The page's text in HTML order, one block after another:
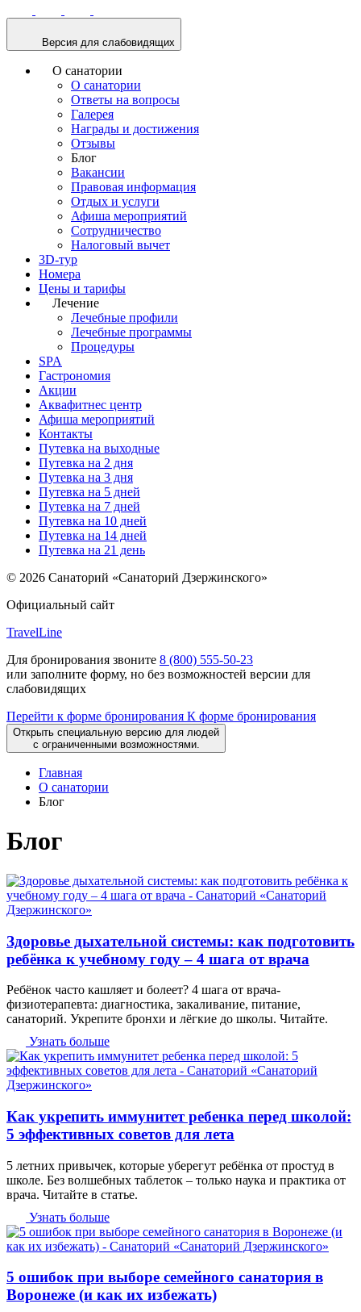
Версия для слабовидящих
О санатории
О санатории
Ответы на вопросы
Галерея
Награды и достижения
Отзывы
Блог
Вакансии
Правовая информация
Отдых и услуги
Афиша мероприятий
Сотрудничество
Налоговый вычет
3D-тур
Номера
Цены и тарифы
Лечение
Лечебные профили
Лечебные программы
Процедуры
SPA
Гастрономия
Акции
Аквафитнес центр
Афиша мероприятий
Контакты
Путевка на выходные
Путевка на 2 дня
Путевка на 3 дня
Путевка на 5 дней
Путевка на 7 дней
Путевка на 10 дней
Путевка на 14 дней
Путевка на 21 день
© 2026 Санаторий «Санаторий Дзержинского»
Официальный сайт
TravelLine
Для бронирования звоните 8 (800) 555-50-23
или заполните форму, но без возможностей версии для
слабовидящих
Перейти к форме бронирования К форме бронирования
Открыть специальную версию для людей
с ограниченными возможностями.
Главная
О санатории
Блог
Блог
Здоровье дыхательной системы: как подготовить
ребёнка к учебному году – 4 шага от врача
Ребёнок часто кашляет и болеет? 4 шага от врача-
физиотерапевта: диагностика, закаливание, питание,
санаторий. Укрепите бронхи и лёгкие до школы. Читайте.
Узнать больше
Как укрепить иммунитет ребенка перед школой:
5 эффективных советов для лета
5 летних привычек, которые уберегут ребёнка от простуд в
школе. Без волшебных таблеток – только наука и практика от
врача. Читайте в статье.
Узнать больше
5 ошибок при выборе семейного санатория в
Воронеже (и как их избежать)